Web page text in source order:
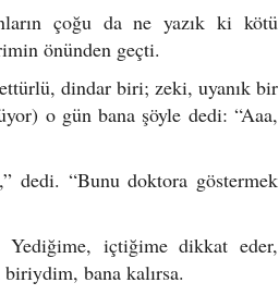
çoğu da ne yazık ki kötü
önünden geçti.
dindar biri; zeki, uyanık bir
o gün bana şöyle dedi: “Aaa,
dedi. “Bunu doktora göstermek
içtiğime dikkat eder,
bana kalırsa.